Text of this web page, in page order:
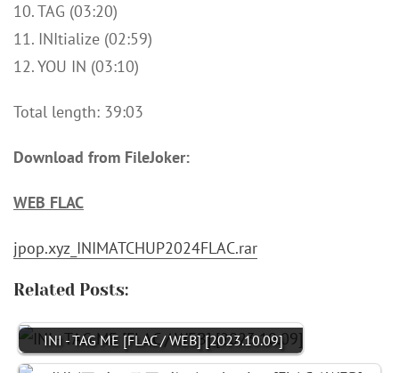
10. TAG (03:20)
11. INItialize (02:59)
12. YOU IN (03:10)
Total length: 39:03
Download from FileJoker:
WEB FLAC
jpop.xyz_INIMATCHUP2024FLAC.rar
Related Posts:
INI - TAG ME [FLAC / WEB] [2023.10.09]